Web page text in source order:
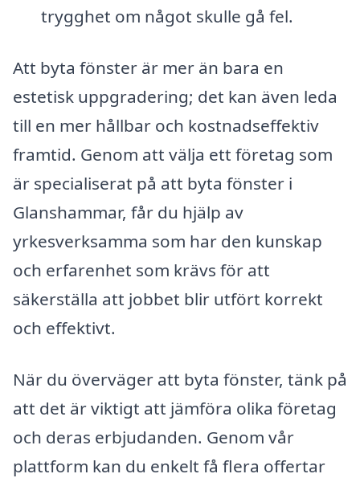
trygghet om något skulle gå fel.
Att byta fönster är mer än bara en
estetisk uppgradering; det kan även leda
till en mer hållbar och kostnadseffektiv
framtid. Genom att välja ett företag som
är specialiserat på att byta fönster i
Glanshammar, får du hjälp av
yrkesverksamma som har den kunskap
och erfarenhet som krävs för att
säkerställa att jobbet blir utfört korrekt
och effektivt.
När du överväger att byta fönster, tänk på
att det är viktigt att jämföra olika företag
och deras erbjudanden. Genom vår
plattform kan du enkelt få flera offertar